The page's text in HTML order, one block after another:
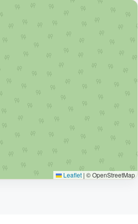
Leaflet | © OpenStreetMap